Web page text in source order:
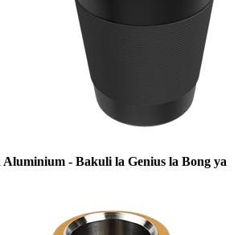
- Bakuli la Genius la Bong ya